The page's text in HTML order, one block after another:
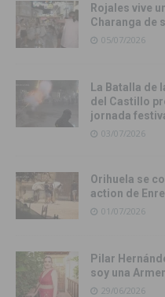
Rojales vive
Charanga de
05/07/2026
La Batalla de
del Castillo
jornada
03/07/2026
Orihuela se
action de
01/07/2026
Pilar
soy una
29/06/2026